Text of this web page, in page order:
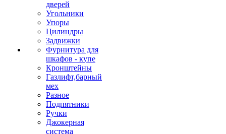
дверей
Угольники
Упоры
Цилиндры
Задвижки
Фурнитура для
шкафов - купе
Кронштейны
Газлифт,барный
мех
Разное
Подпятники
Ручки
Джокерная
система